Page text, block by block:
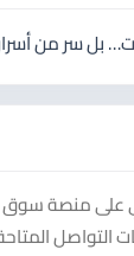
بل سر من
على منصة
التواصل